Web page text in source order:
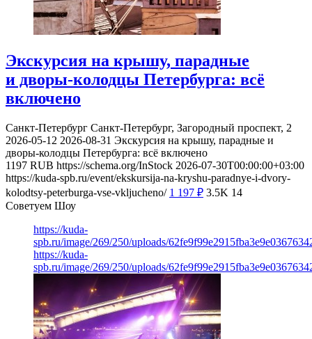
Экскурсия на крышу, парадные
и дворы-колодцы Петербурга: всё
включено
Санкт-Петербург Санкт-Петербург, Загородный проспект, 2
2026-05-12 2026-08-31 Экскурсия на крышу, парадные и
дворы-колодцы Петербурга: всё включено
1197 RUB https://schema.org/InStock 2026-07-30T00:00:00+03:00
https://kuda-spb.ru/event/ekskursija-na-kryshu-paradnye-i-dvory-
kolodtsy-peterburga-vse-vkljucheno/ 1 197 ₽ 3.5K 14
Советуем Шоу
https://kuda-
spb.ru/image/269/250/uploads/
https://kuda-
spb.ru/image/269/250/uploads/